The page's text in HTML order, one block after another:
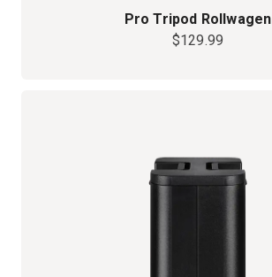
Pro Tripod Rollwagen
$129.99